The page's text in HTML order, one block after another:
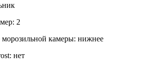
2
морозильной камеры: нижнее
нет